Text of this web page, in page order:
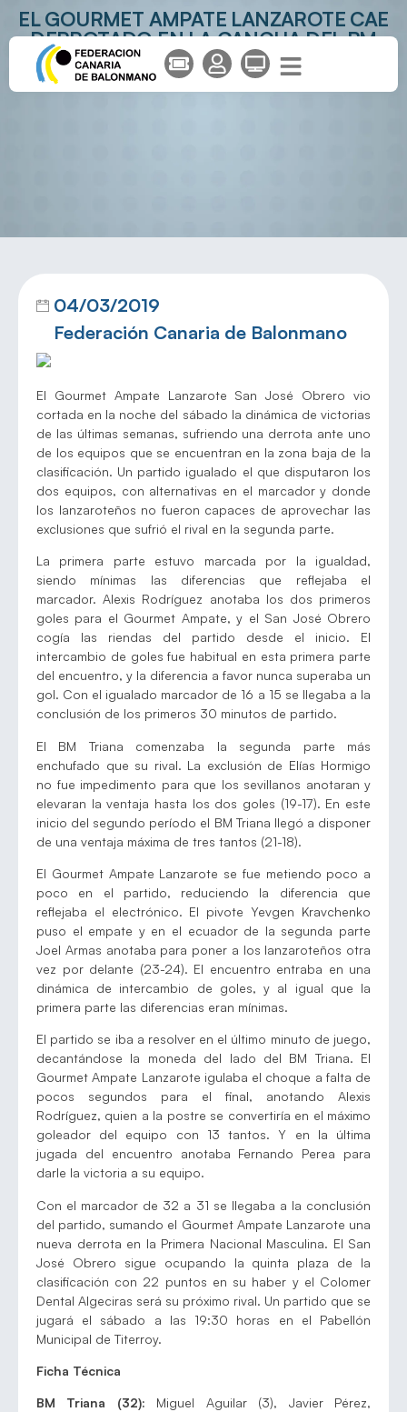
EL GOURMET AMPATE LANZAROTE CAE
DERROTADO EN LA CANCHA DEL BM
TRIANA
04/03/2019
Federación Canaria de Balonmano
El Gourmet Ampate Lanzarote San José Obrero vio
cortada en la noche del sábado la dinámica de victorias
de las últimas semanas, sufriendo una derrota ante uno
de los equipos que se encuentran en la zona baja de la
clasificación. Un partido igualado el que disputaron los
dos equipos, con alternativas en el marcador y donde
los lanzaroteños no fueron capaces de aprovechar las
exclusiones que sufrió el rival en la segunda parte.
La primera parte estuvo marcada por la igualdad,
siendo mínimas las diferencias que reflejaba el
marcador. Alexis Rodríguez anotaba los dos primeros
goles para el Gourmet Ampate, y el San José Obrero
cogía las riendas del partido desde el inicio. El
intercambio de goles fue habitual en esta primera parte
del encuentro, y la diferencia a favor nunca superaba un
gol. Con el igualado marcador de 16 a 15 se llegaba a la
conclusión de los primeros 30 minutos de partido.
El BM Triana comenzaba la segunda parte más
enchufado que su rival. La exclusión de Elías Hormigo
no fue impedimento para que los sevillanos anotaran y
elevaran la ventaja hasta los dos goles (19-17). En este
inicio del segundo período el BM Triana llegó a disponer
de una ventaja máxima de tres tantos (21-18).
El Gourmet Ampate Lanzarote se fue metiendo poco a
poco en el partido, reduciendo la diferencia que
reflejaba el electrónico. El pivote Yevgen Kravchenko
puso el empate y en el ecuador de la segunda parte
Joel Armas anotaba para poner a los lanzaroteños otra
vez por delante (23-24). El encuentro entraba en una
dinámica de intercambio de goles, y al igual que la
primera parte las diferencias eran mínimas.
El partido se iba a resolver en el último minuto de juego,
decantándose la moneda del lado del BM Triana. El
Gourmet Ampate Lanzarote igulaba el choque a falta de
pocos segundos para el final, anotando Alexis
Rodríguez, quien a la postre se convertiría en el máximo
goleador del equipo con 13 tantos. Y en la última
jugada del encuentro anotaba Fernando Perea para
darle la victoria a su equipo.
Con el marcador de 32 a 31 se llegaba a la conclusión
del partido, sumando el Gourmet Ampate Lanzarote una
nueva derrota en la Primera Nacional Masculina. El San
José Obrero sigue ocupando la quinta plaza de la
clasificación con 22 puntos en su haber y el Colomer
Dental Algeciras será su próximo rival. Un partido que se
jugará el sábado a las 19:30 horas en el Pabellón
Municipal de Titerroy.
Ficha Técnica
BM Triana (32): Miguel Aguilar (3), Javier Pérez,